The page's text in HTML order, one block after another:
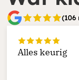
(106
Alles keurig